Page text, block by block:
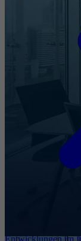
Entwicklungen im